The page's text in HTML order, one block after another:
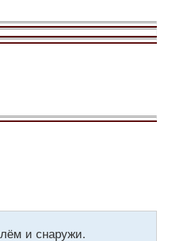
и снаружи.